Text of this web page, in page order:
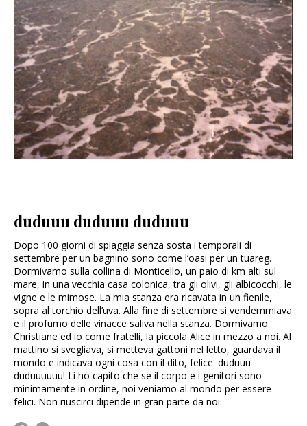
duduuu duduuu duduuu
Dopo 100 giorni di spiaggia senza sosta i temporali di
settembre per un bagnino sono come l’oasi per un tuareg.
Dormivamo sulla collina di Monticello, un paio di km alti sul
mare, in una vecchia casa colonica, tra gli olivi, gli albicocchi, le
vigne e le mimose. La mia stanza era ricavata in un fienile,
sopra al torchio dell’uva. Alla fine di settembre si vendemmiava
e il profumo delle vinacce saliva nella stanza. Dormivamo
Christiane ed io come fratelli, la piccola Alice in mezzo a noi. Al
mattino si svegliava, si metteva gattoni nel letto, guardava il
mondo e indicava ogni cosa con il dito, felice: duduuu
duduuuuuu! Lì ho capito che se il corpo e i genitori sono
minimamente in ordine, noi veniamo al mondo per essere
felici. Non riuscirci dipende in gran parte da noi.